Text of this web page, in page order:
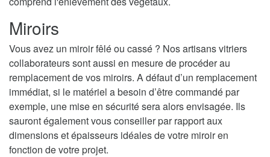
Miroirs
Vous avez un miroir fêlé ou cassé ? Nos artisans vitriers
collaborateurs sont aussi en mesure de procéder au
remplacement de vos miroirs. A défaut d’un remplacement
immédiat, si le matériel a besoin d’être commandé par
exemple, une mise en sécurité sera alors envisagée. Ils
sauront également vous conseiller par rapport aux
dimensions et épaisseurs idéales de votre miroir en
fonction de votre projet.